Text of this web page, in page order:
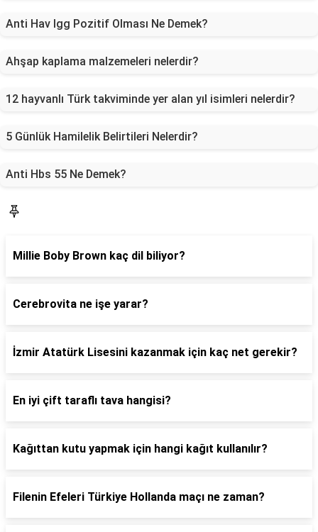
Anti Hav Igg Pozitif Olması Ne Demek?
Ahşap kaplama malzemeleri nelerdir?
12 hayvanlı Türk takviminde yer alan yıl isimleri nelerdir?
5 Günlük Hamilelik Belirtileri Nelerdir?
Anti Hbs 55 Ne Demek?
Millie Boby Brown kaç dil biliyor?
Cerebrovita ne işe yarar?
İzmir Atatürk Lisesini kazanmak için kaç net gerekir?
En iyi çift taraflı tava hangisi?
Kağıttan kutu yapmak için hangi kağıt kullanılır?
Filenin Efeleri Türkiye Hollanda maçı ne zaman?